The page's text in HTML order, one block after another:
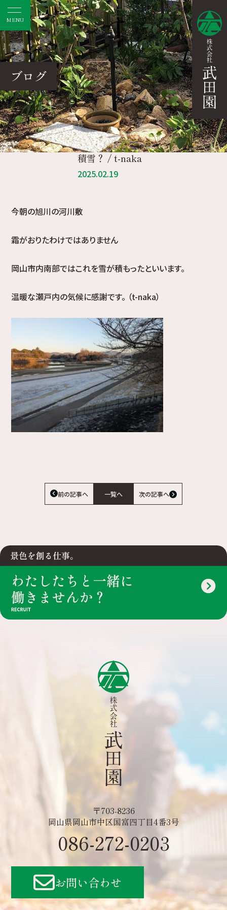
MENU
ブログ
積雪？ / t-naka
2025.02.19
今朝の旭川の河川敷
霜がおりたわけではありません
岡山市内南部ではこれを雪が積もったといいます。
温暖な瀬戸内の気候に感謝です。 （t-naka）
前の記事へ 一覧へ 次の記事へ
〒703-8236
岡山県岡山市中区国富四丁目4番3号
086-272-0203
お問い合わせ